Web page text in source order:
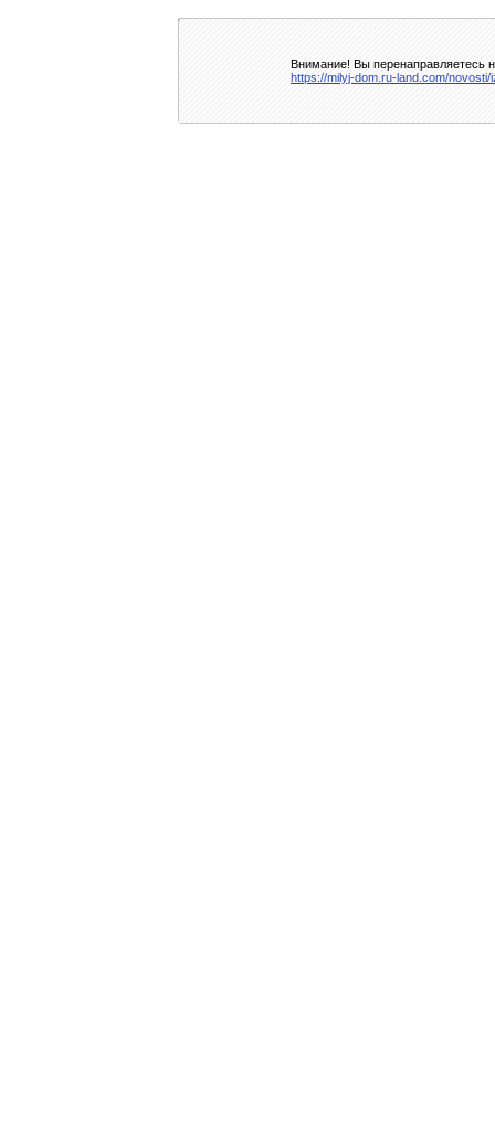
Внимание! Вы перенаправляетесь
https://milyj-dom.ru-land.com/